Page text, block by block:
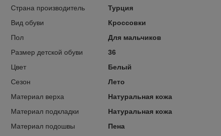
Страна производитель
Турция
Вид обуви
Кроссовки
Пол
Для мальчиков
Размер детской обуви
36
Цвет
Белый
Сезон
Лето
Материал верха
Натуральная кожа
Материал подкладки
Натуральная кожа
Материал подошвы
Пена